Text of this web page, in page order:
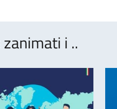
i ..